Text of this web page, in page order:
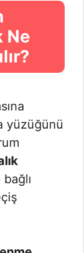
Ne
yüzüğünü